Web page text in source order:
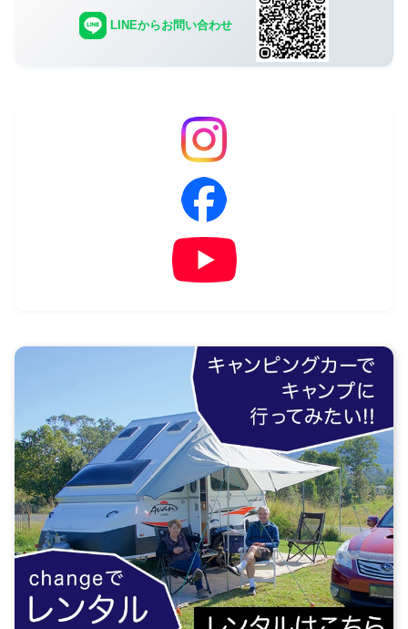
LINEからお問い合わせ